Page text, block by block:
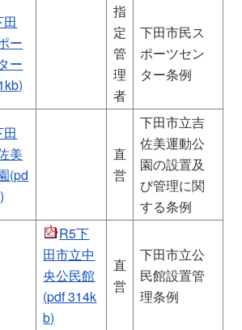
ー
ー
指
定
管
理
者
下田市民ス
ポーツセン
ター条例
美
(pd
直
営
下田市立吉
佐美運動公
園の設置及
び管理に関
する条例
R5下
田市立中
央公民館
(pdf 314k
b)
直
営
下田市立公
民館設置管
理条例